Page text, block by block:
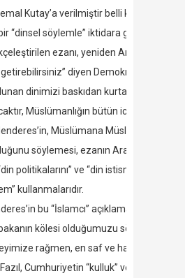
Kutay’a verilmiştir belli ki.
“dinsel söylemle” iktidara gelen
ezanı, yeniden
diyen Demokrat Parti
dinimizi baskıdan kurtardık.
Müslümanlığın bütün icaplarını
Müslümana Müslüman
söylemesi, ezanın Arapçaya
politikalarını” ve “din istismarını”
kullanmalarıdır.
bu “İslamcı” açıklamalarından
kölesi olduğumuzu söylemekten
rağmen, en saf ve halis
Cumhuriyetin “kulluk” ve “kölelik”